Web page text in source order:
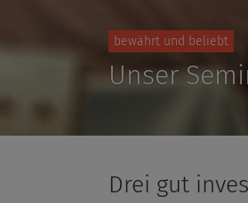
bewährt und beliebt
Unser
Übersicht
Drei gut